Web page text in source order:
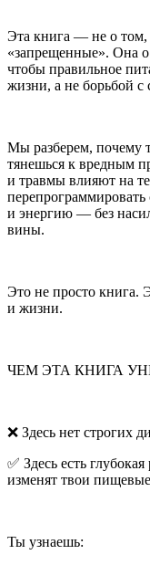
Эта книга — не о том,
«запрещенные». Она
чтобы правильное
жизни, а не борьбой с
Мы разберем, почему
тянешься к вредным
и травмы влияют на
перепрограммировать
и энергию — без
вины.
Это не просто книга.
и жизни.
ЧЕМ ЭТА КНИГА
❌ Здесь нет строгих
✅ Здесь есть
изменят твои
Ты узнаешь: